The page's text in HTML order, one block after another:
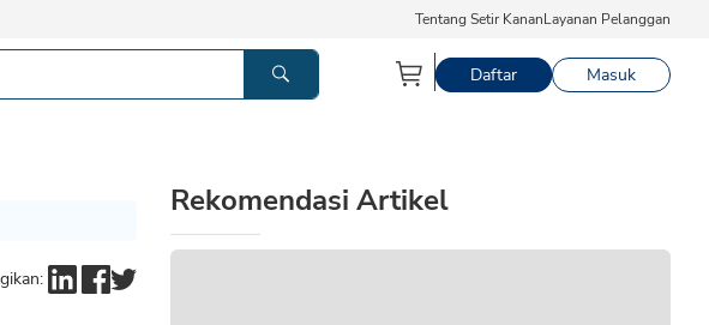
Tentang Setir KananLayanan Pelanggan
Daftar Masuk
Rekomendasi Artikel